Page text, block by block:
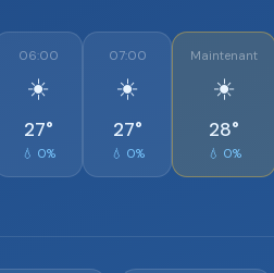
06:00
☀️
27°
💧 0%
07:00
☀️
27°
💧 0%
Maintenant
☀️
28°
💧 0%